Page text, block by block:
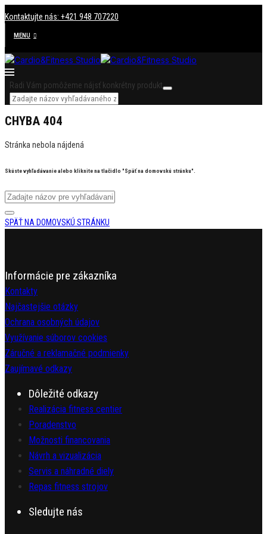
Kontaktujte nás: +421 948 707220
MENU
Radi Vám pomôžeme nájsť konkrétny produkt
CHYBA 404
Stránka nebola nájdená
Skúste vyhľadávanie alebo kliknite na tlačidlo "Späť na domovskú stránku".
SPÄŤ NA DOMOVSKÚ STRÁNKU
Informácie pre zákazníka
Kontakty
Najčastejšie otázky
Ochrana osobných údajov
Využívanie súborov cookies
Záručné a reklamačné podmienky
Zaujímavé odkazy
Dôležité odkazy
Realizácia fitness centier
Poradenstvo
Možnosti financovania
Návrh a vizualizácia
Servis a náhradné diely
Repas fitness strojov
Sledujte nás